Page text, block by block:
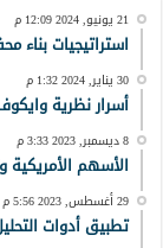
21 يونيو, 2024 12:09 م
استراتيجيات بناء
30 يناير, 2024 1:32 م
أسرار نظرية
8 ديسمبر, 2023 3:33 م
الأسهم الأمريكية وتوقعات 2024 –
29 أغسطس, 2023 5:56 م
تطبيق أدوات